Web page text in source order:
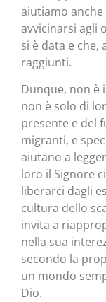
aiutiamo
avvicinarsi agli
si è data e
raggiunti.
Dunque, non è
non è solo di
presente e del
migranti, e
aiutano a
loro il Signore
liberarci dagli
cultura dello
invita a
nella sua
secondo la
un mondo
Dio.